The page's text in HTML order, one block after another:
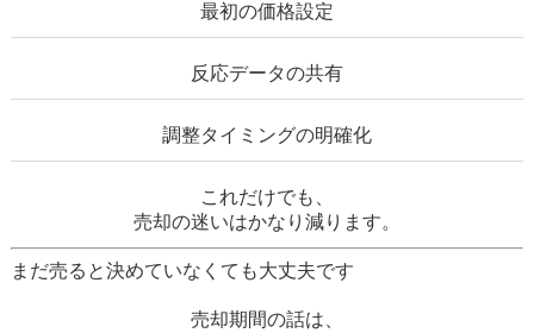
最初の価格設定
反応データの共有
調整タイミングの明確化
これだけでも、
売却の迷いはかなり減ります。
まだ売ると決めていなくても大丈夫です
売却期間の話は、